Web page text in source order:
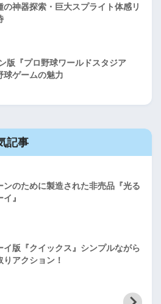
の神器探索・巨大スプライト体感リ
版『プロ野球ワールドスタジア
球ゲームの魅力
記事
ンのために製造された非売品『光る
』
イ版『クイックス』シンプルながら
りアクション！